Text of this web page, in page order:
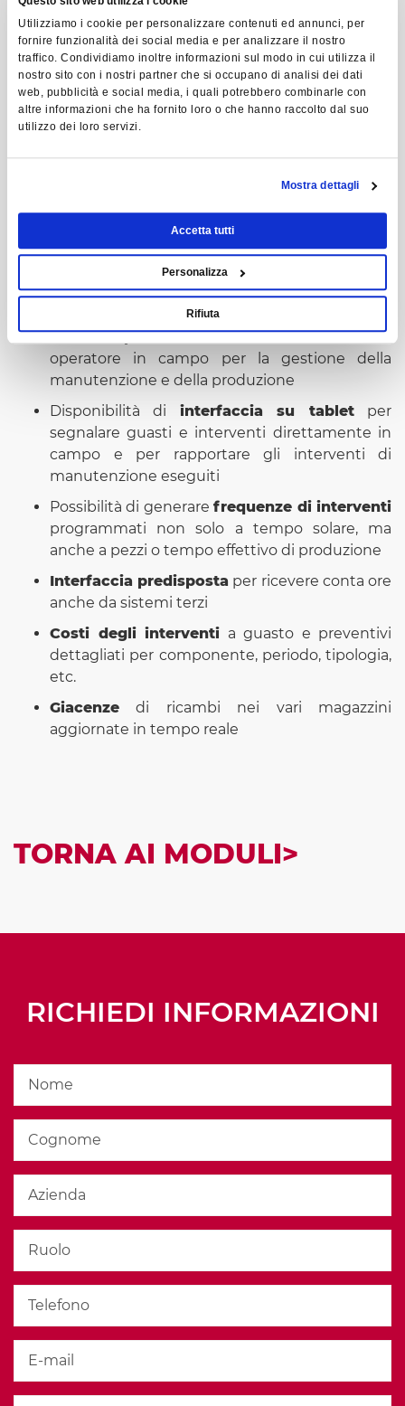
Utilizziamo i cookie per personalizzare contenuti ed annunci, per
fornire funzionalità dei social media e per analizzare il nostro
traffico. Condividiamo inoltre informazioni sul modo in cui utilizza il
nostro sito con i nostri partner che si occupano di analisi dei dati
web, pubblicità e social media, i quali potrebbero combinarle con
altre informazioni che ha fornito loro o che hanno raccolto dal suo
utilizzo dei loro servizi.
Mostra dettagli
Accetta tutti
Personalizza
Rifiuta
Vantaggi
I vantaggi di MTZ+, il software per la gestione della
manutenzione:
Un’unica piattaformae un’unica interfaccia
operatore in campo per la gestione della
manutenzione e della produzione
Disponibilità di interfaccia su tabletper
segnalare guasti e interventi direttamente in
campo e per rapportare gli interventi di
manutenzione eseguiti
Possibilità di generarefrequenze di interventi
programmati non solo a tempo solare, ma
anche a pezzi o tempo effettivo di produzione
Interfaccia predisposta per ricevere conta ore
anche da sistemi terzi
Costi degli interventi a guasto e preventivi
dettagliati per componente, periodo, tipologia,
etc.
Giacenze di ricambi nei vari magazzini
aggiornate in tempo reale
TORNA AI MODULI>
RICHIEDI INFORMAZIONI